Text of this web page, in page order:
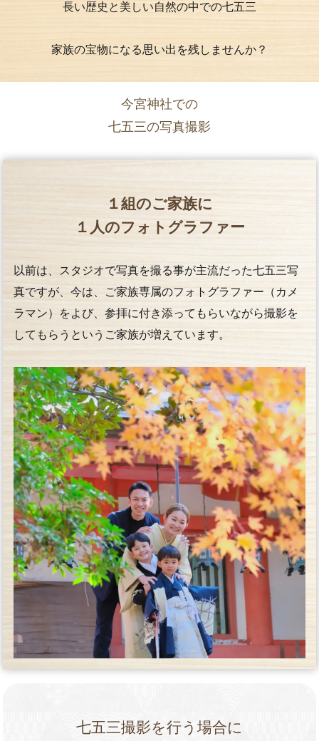
長い歴史と美しい自然の中での七五三
家族の宝物になる思い出を残しませんか？
今宮神社での
七五三の写真撮影
１組のご家族に
１人のフォトグラファー
以前は、スタジオで写真を撮る事が主流だった七五三写
真ですが、今は、ご家族専属のフォトグラファー（カメ
ラマン）をよび、参拝に付き添ってもらいながら撮影を
してもらうというご家族が増えています。
七五三撮影を行う場合に